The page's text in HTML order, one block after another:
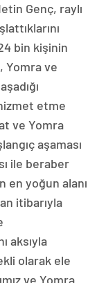
Genç, raylı
bin kişinin
Yomra ve
etme
ve Yomra
aşaması
ile beraber
en yoğun alanı
itibarıyla
aksıyla
olarak ele
ve Yomra